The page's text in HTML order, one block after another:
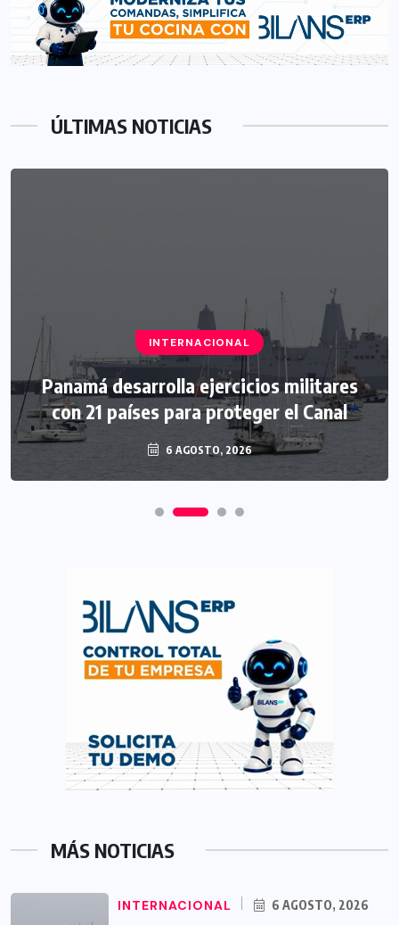
ÚLTIMAS NOTICIAS
INTERNACIONAL
Panamá desarrolla ejercicios militares
con 21 países para proteger el Canal
6 AGOSTO, 2026
MÁS NOTICIAS
INTERNACIONAL 6 AGOSTO, 2026